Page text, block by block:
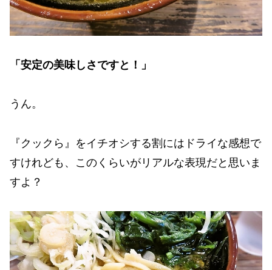
「安定の美味しさですと！」
うん。
『クックら』をイチオシする割にはドライな感想で
すけれども、このくらいがリアルな表現だと思いま
すよ？